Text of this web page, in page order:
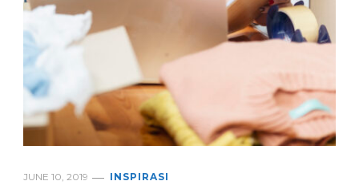
JUNE 10, 2019 INSPIRASI